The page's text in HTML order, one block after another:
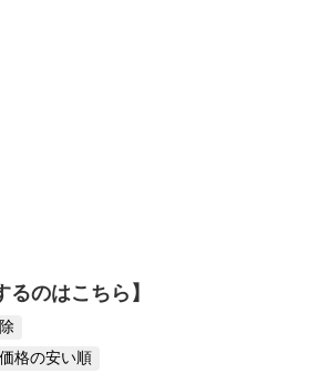
るのはこちら】
価格の安い順